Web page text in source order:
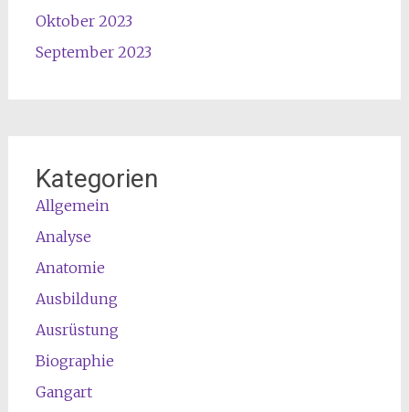
Oktober 2023
September 2023
Kategorien
Allgemein
Analyse
Anatomie
Ausbildung
Ausrüstung
Biographie
Gangart